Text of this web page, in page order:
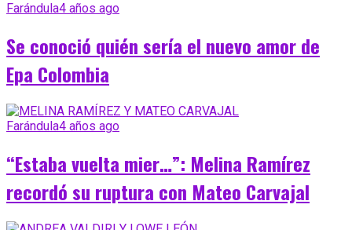
Farándula4 años ago
Se conoció quién sería el nuevo amor de
Epa Colombia
Farándula4 años ago
“Estaba vuelta mier…”: Melina Ramírez
recordó su ruptura con Mateo Carvajal